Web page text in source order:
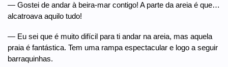
— Gostei de andar à beira-mar contigo! A parte da areia é que…
alcatroava aquilo tudo!
— Eu sei que é muito difícil para ti andar na areia, mas aquela
praia é fantástica. Tem uma rampa espectacular e logo a seguir
barraquinhas.